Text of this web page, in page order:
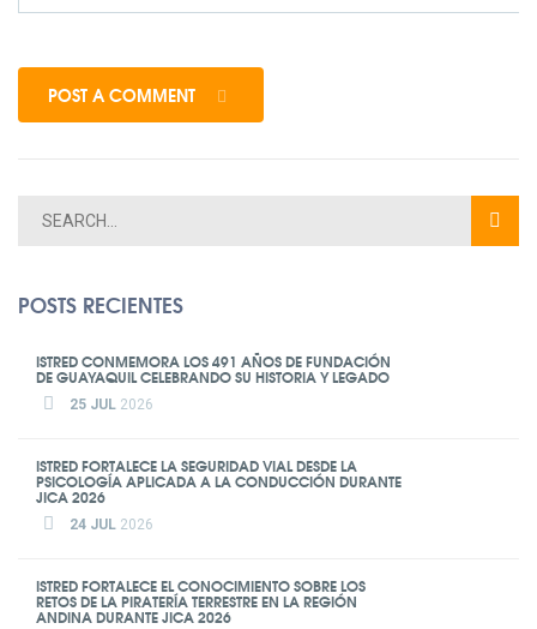
POST A COMMENT
POSTS RECIENTES
ISTRED CONMEMORA LOS 491 AÑOS DE FUNDACIÓN
DE GUAYAQUIL CELEBRANDO SU HISTORIA Y LEGADO
25 JUL 2026
ISTRED FORTALECE LA SEGURIDAD VIAL DESDE LA
PSICOLOGÍA APLICADA A LA CONDUCCIÓN DURANTE
JICA 2026
24 JUL 2026
ISTRED FORTALECE EL CONOCIMIENTO SOBRE LOS
RETOS DE LA PIRATERÍA TERRESTRE EN LA REGIÓN
ANDINA DURANTE JICA 2026